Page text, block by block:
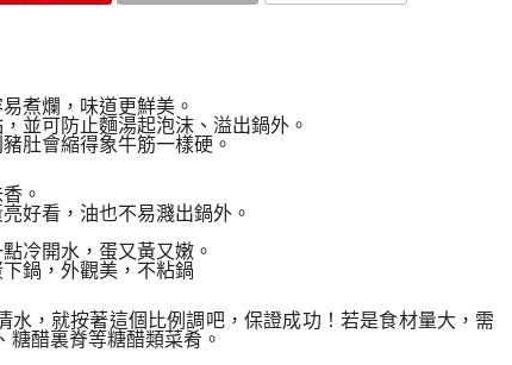
煮爛，味道更鮮美。
並可防止麵湯起泡沫、溢出鍋外。
肚會縮得象牛筋一樣硬。
。
好看，油也不易濺出鍋外。
冷開水，蛋又黃又嫩。
鍋，外觀美，不粘鍋
水，就按著這個比例調吧，保證成功！若是食材量大，需
糖醋裏脊等糖醋類菜肴。